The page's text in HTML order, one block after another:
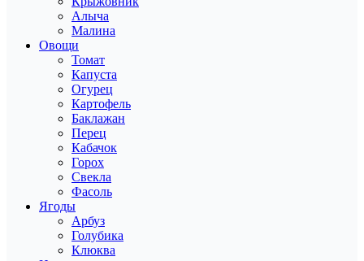
Алыча
Малина
Овощи
Томат
Капуста
Огурец
Картофель
Баклажан
Перец
Кабачок
Горох
Свекла
Фасоль
Ягоды
Арбуз
Голубика
Клюква